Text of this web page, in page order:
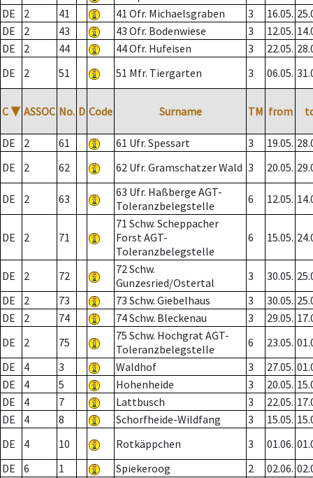
DE
2 41 41 Ofr. Michaelsgraben 3 16.05.
DE
2 43 43 Ofr. Bodenwiese 3 12.05.
DE
2 44 44 Ofr. Hufeisen 3 22.05.
DE
2 51 51 Mfr. Tiergarten 3 06.05.
C ▼ ASSOC No. D Code Surname TM from
DE 2 61 61 Ufr. Spessart 3 19.05.
DE
2 62 62 Ufr. Gramschatzer Wald 3 20.05.
DE 2 63
63 Ufr. Haßberge AGT-
Toleranzbelegstelle
6 12.05.
DE 2 71
71 Schw. Scheppacher
Forst AGT-
Toleranzbelegstelle
6 15.05.
DE 2 72
72 Schw.
Gunzesried/Ostertal
3 30.05.
DE
2 73 73 Schw. Giebelhaus 3 30.05.
DE
2 74 74 Schw. Bleckenau 3 29.05.
DE
2 75
75 Schw. Hochgrat AGT-
Toleranzbelegstelle
6 23.05.
DE
4 3 Waldhof 3 27.05.
DE
4 5 Hohenheide 3 20.05.
DE
4 7 Lattbusch 3 22.05.
DE
4 8 Schorfheide-Wildfang 3 15.05.
DE
4 10 Rotkäppchen 3 01.06.
DE
6 1 Spiekeroog 2 02.06.